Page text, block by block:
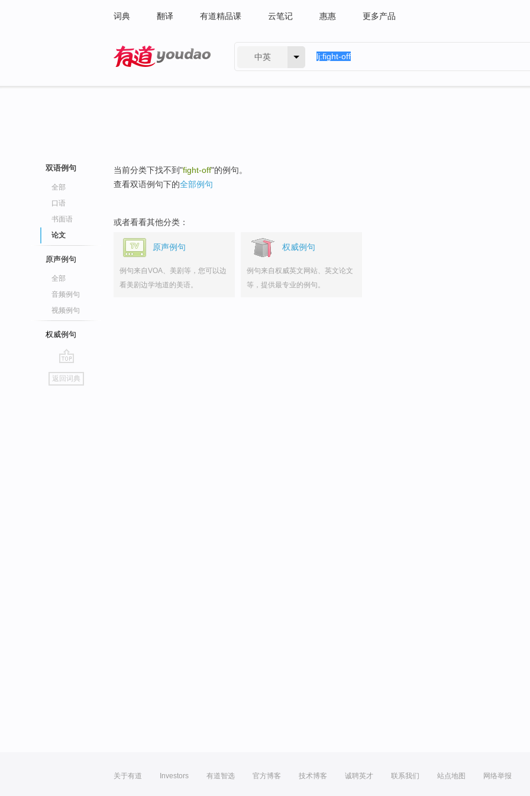
词典 翻译 有道精品课 云笔记 惠惠 更多产品
中英
双语例句
全部
口语
书面语
论文
原声例句
全部
音频例句
视频例句
权威例句
go
top
返回词典
当前分类下找不到"fight-off"的例句。
查看双语例句下的全部例句
或者看看其他分类：
原声例句
例句来自VOA、美剧等，您可以边
看美剧边学地道的美语。
权威例句
例句来自权威英文网站、英文论文
等，提供最专业的例句。
关于有道 Investors 有道智选 官方博客 技术博客 诚聘英才 联系我们 站点地图 网络举报